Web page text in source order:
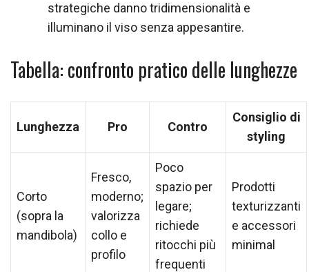
strategiche danno tridimensionalità e
illuminano il viso senza appesantire.
Tabella: confronto pratico delle lunghezze
Lunghezza Pro Contro
Consiglio di
styling
Corto
(sopra la
mandibola)
Fresco,
moderno;
valorizza
collo e
profilo
Poco
spazio per
legare;
richiede
ritocchi più
frequenti
Prodotti
texturizzanti
e accessori
minimal